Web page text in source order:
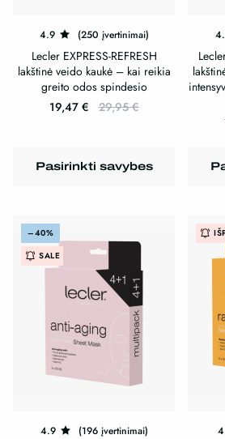
4.9 (250 įvertinimai)
Lecler EXPRESS-REFRESH
lakštinė veido kaukė – kai reikia
greito odos spindesio
19,47 € 29,95€
Pasirinkti savybes
has
The
options
may
product
page
The
–40%
SALE
4.9 (196 įvertinimai)